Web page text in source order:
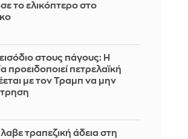
το ελικόπτερο στο
στους πάγους: Η
προειδοποιεί πετρελαϊκή
με τον Τραμπ να μην
τραπεζική άδεια στη